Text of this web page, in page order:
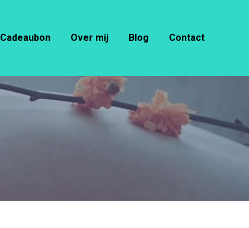
Cadeaubon Over mij Blog Contact